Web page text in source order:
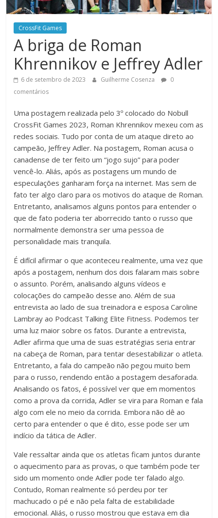
CrossFit Games
A briga de Roman
Khrennikov e Jeffrey Adler
6 de setembro de 2023 Guilherme Cosenza
0
comentários
Uma postagem realizada pelo 3º colocado do Nobull
CrossFit Games 2023, Roman Khrennikov mexeu com as
redes sociais. Tudo por conta de um ataque direto ao
campeão, Jeffrey Adler. Na postagem, Roman acusa o
canadense de ter feito um “jogo sujo” para poder
vencê-lo. Aliás, após as postagens um mundo de
especulações ganharam força na internet. Mas sem de
fato ter algo claro para os motivos do ataque de Roman.
Entretanto, analisamos alguns pontos para entender o
que de fato poderia ter aborrecido tanto o russo que
normalmente demonstra ser uma pessoa de
personalidade mais tranquila.
É difícil afirmar o que aconteceu realmente, uma vez que
após a postagem, nenhum dos dois falaram mais sobre
o assunto. Porém, analisando alguns vídeos e
colocações do campeão desse ano. Além de sua
entrevista ao lado de sua treinadora e esposa Caroline
Lambray ao Podcast Talking Elite Fitness. Podemos ter
uma luz maior sobre os fatos. Durante a entrevista,
Adler afirma que uma de suas estratégias seria entrar
na cabeça de Roman, para tentar desestabilizar o atleta.
Entretanto, a fala do campeão não pegou muito bem
para o russo, rendendo então a postagem desaforada.
Analisando os fatos, é possível ver que em momentos
como a prova da corrida, Adler se vira para Roman e fala
algo com ele no meio da corrida. Embora não dê ao
certo para entender o que é dito, esse pode ser um
indício da tática de Adler.
Vale ressaltar ainda que os atletas ficam juntos durante
o aquecimento para as provas, o que também pode ter
sido um momento onde Adler pode ter falado algo.
Contudo, Roman realmente só perdeu por ter
machucado o pé e não pela falta de estabilidade
emocional. Aliás, o russo mostrou que estava em dia